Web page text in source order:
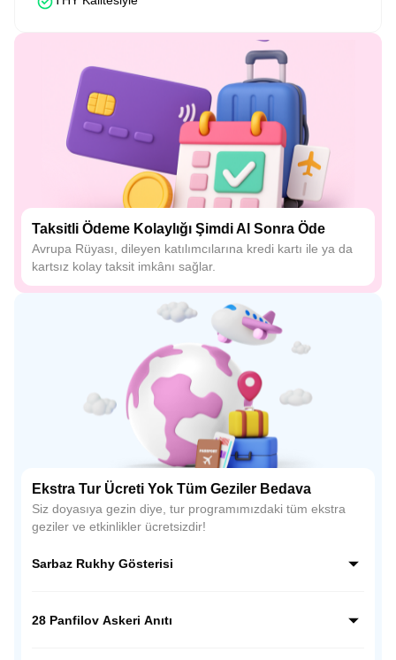
Taksitli Ödeme Kolaylığı Şimdi Al Sonra Öde
Avrupa Rüyası, dileyen katılımcılarına kredi kartı ile ya da
kartsız kolay taksit imkânı sağlar.
Ekstra Tur Ücreti Yok Tüm Geziler Bedava
Siz doyasıya gezin diye, tur programımızdaki tüm ekstra
geziler ve etkinlikler ücretsizdir!
Sarbaz Rukhy Gösterisi
ulusal ruhunu yansıtan etkileyici bir gösteridir. Askeri tören
28 Panfilov Askeri Anıtı